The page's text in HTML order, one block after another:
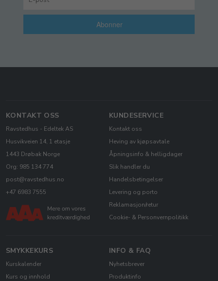
Abonner
KONTAKT OSS
Ravstedhus - Edeltek AS
Husvikveien 14, 1 etasje
1443 Drøbak Norge
Org: 985 134 774
post@ravstedhus.no
+47 6983 7555
KUNDESERVICE
Kontakt oss
Heving av kjøpsavtale
Åpningsinfo & helligdager
Slik handler du
Handelsbetingelser
Levering og porto
Reklamasjon/retur
Cookie- & Personvernpolitikk
SMYKKEKURS
Kurskalender
Kurs og innhold
INFO & FAQ
Nyhetsbrever
Produktinfo